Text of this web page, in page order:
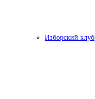
Изборский клуб